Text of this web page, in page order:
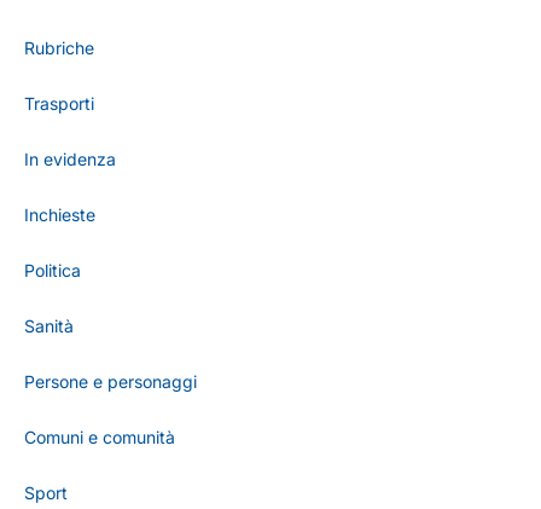
Rubriche
Trasporti
In evidenza
Inchieste
Politica
Sanità
Persone e personaggi
Comuni e comunità
Sport